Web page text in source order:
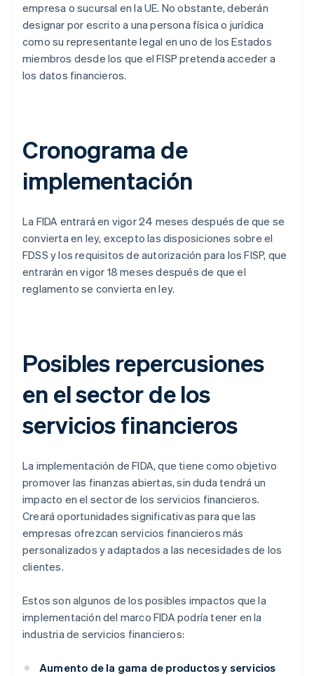
empresa o sucursal en la UE. No obstante, deberán
designar por escrito a una persona física o jurídica
como su representante legal en uno de los Estados
miembros desde los que el FISP pretenda acceder a
los datos financieros.
Cronograma de
implementación
La FIDA entrará en vigor 24 meses después de que se
convierta en ley, excepto las disposiciones sobre el
FDSS y los requisitos de autorización para los FISP, que
entrarán en vigor 18 meses después de que el
reglamento se convierta en ley.
Posibles repercusiones
en el sector de los
servicios financieros
La implementación de FIDA, que tiene como objetivo
promover las finanzas abiertas, sin duda tendrá un
impacto en el sector de los servicios financieros.
Creará oportunidades significativas para que las
empresas ofrezcan servicios financieros más
personalizados y adaptados a las necesidades de los
clientes.
Estos son algunos de los posibles impactos que la
implementación del marco FIDA podría tener en la
industria de servicios financieros:
Aumento de la gama de productos y servicios